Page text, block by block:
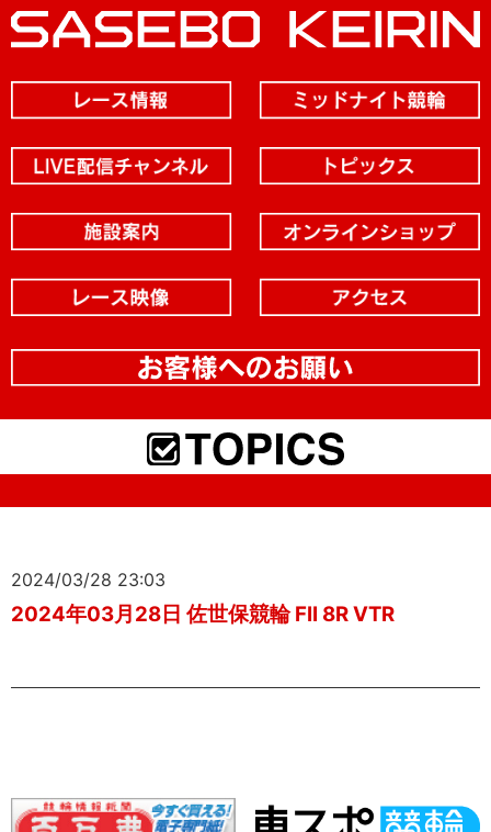
2024/03/28 23:03
2024年03月28日 佐世保競輪 FII 8R VTR